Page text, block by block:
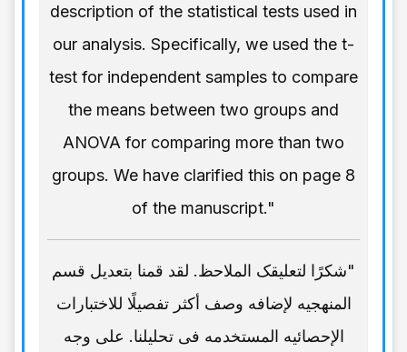
description of the statistical tests used in
our analysis. Specifically, we used the t-
test for independent samples to compare
the means between two groups and
ANOVA for comparing more than two
groups. We have clarified this on page 8
of the manuscript."
"شکرًا لتعلیقک الملاحظ. لقد قمنا بتعدیل قسم
المنهجیه لإضافه وصف أکثر تفصیلًا للاختبارات
الإحصائیه المستخدمه فی تحلیلنا. على وجه